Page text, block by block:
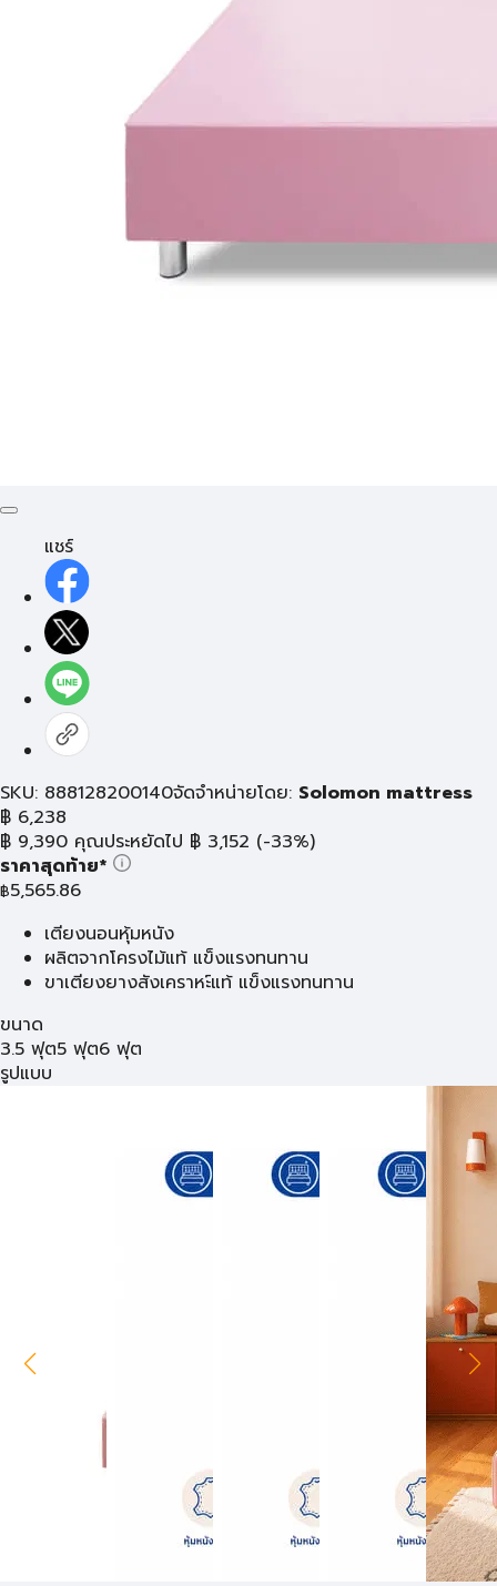
แชร์
SKU: 888128200140จัดจำหน่ายโดย: Solomon mattress
฿ 6,238
฿ 9,390 คุณประหยัดไป ฿ 3,152 (-33%)
ราคาสุดท้าย*
฿5,565.86
เตียงนอนหุ้มหนัง
ผลิตจากโครงไม้แท้ แข็งแรงทนทาน
ขาเตียงยางสังเคราหะ์แท้ แข็งแรงทนทาน
ขนาด
3.5 ฟุต5 ฟุต6 ฟุต
รูปแบบ